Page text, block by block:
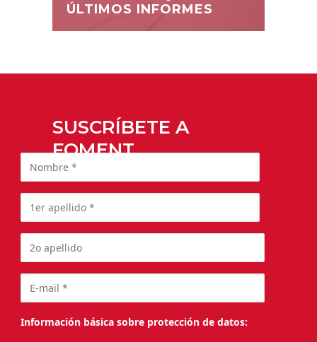
ÚLTIMOS INFORMES
SUSCRÍBETE A
FOMENT
Información básica sobre protección de datos: